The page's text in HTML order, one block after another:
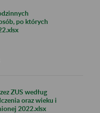
po których
ZUS według
oraz wieku i
2022.xlsx